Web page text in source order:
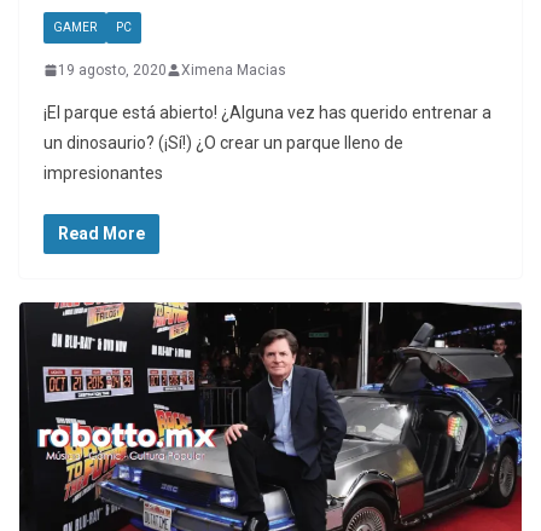
GAMER PC
19 agosto, 2020 Ximena Macias
¡El parque está abierto! ¿Alguna vez has querido entrenar a
un dinosaurio? (¡Sí!) ¿O crear un parque lleno de
impresionantes
Read More